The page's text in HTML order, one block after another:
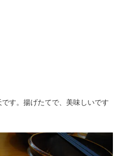
す。揚げたてで、美味しいです